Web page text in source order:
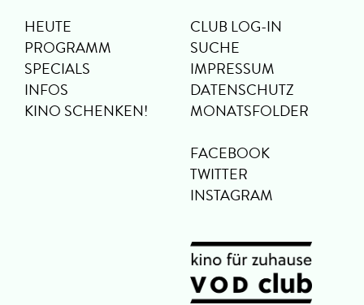
HEUTE
PROGRAMM
SPECIALS
INFOS
KINO SCHENKEN!
CLUB LOG-IN
SUCHE
IMPRESSUM
DATENSCHUTZ
MONATSFOLDER
FACEBOOK
TWITTER
INSTAGRAM